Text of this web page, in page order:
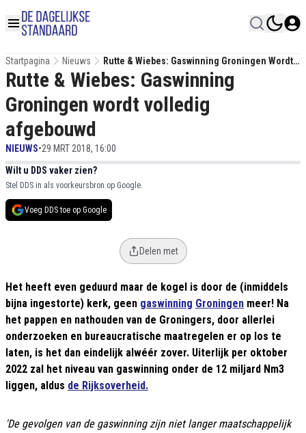
Startpagina Nieuws
Rutte & Wiebes: Gaswinning Groningen Wordt
Volledig Afgebouwd
Rutte & Wiebes: Gaswinning
Groningen wordt volledig
afgebouwd
NIEUWS•29 MRT 2018, 16:00
Wilt u DDS vaker zien?
Stel DDS in als voorkeursbron op Google.
Voeg DDS toe op Google
Delen met
Het heeft even geduurd maar de kogel is door de (inmiddels
bijna ingestorte) kerk, geen gaswinning Groningen meer! Na
het pappen en nathouden van de Groningers, door allerlei
onderzoeken en bureaucratische maatregelen er op los te
laten, is het dan eindelijk alwéér zover. Uiterlijk per oktober
2022 zal het niveau van gaswinning onder de 12 miljard Nm3
liggen, aldus de Rijksoverheid.
'De gevolgen van de gaswinning zijn niet langer maatschappelijk